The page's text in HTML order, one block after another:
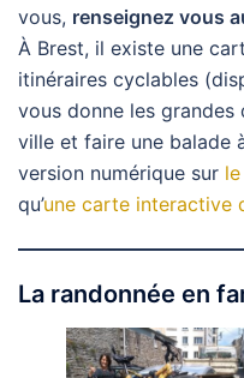
vous, renseignez vous
À Brest, il existe une
itinéraires cyclables
vous donne les
ville et faire une balade
version numérique sur
qu’une carte interactive
La randonnée en